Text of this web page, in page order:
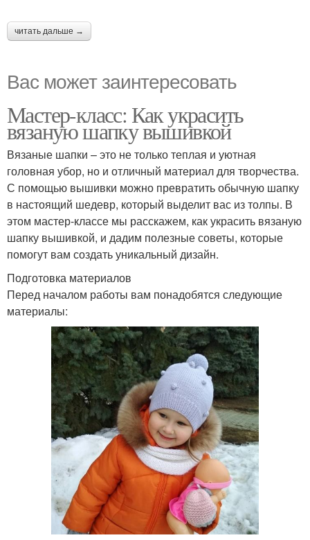
читать дальше →
Вас может заинтересовать
Мастер-класс: Как украсить
вязаную шапку вышивкой
Вязаные шапки – это не только теплая и уютная
головная убор, но и отличный материал для творчества.
С помощью вышивки можно превратить обычную шапку
в настоящий шедевр, который выделит вас из толпы. В
этом мастер-классе мы расскажем, как украсить вязаную
шапку вышивкой, и дадим полезные советы, которые
помогут вам создать уникальный дизайн.
Подготовка материалов
Перед началом работы вам понадобятся следующие
материалы: